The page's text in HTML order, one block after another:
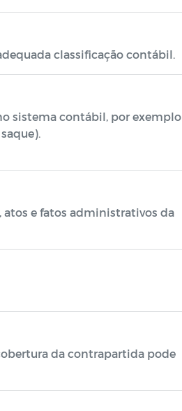
classificação contábil.
sistema contábil, por exemplo
atos e fatos administrativos da
da contrapartida pode